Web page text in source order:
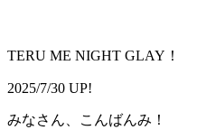
TERU ME NIGHT GLAY！
2025/7/30 UP!
みなさん、こんばんみ！